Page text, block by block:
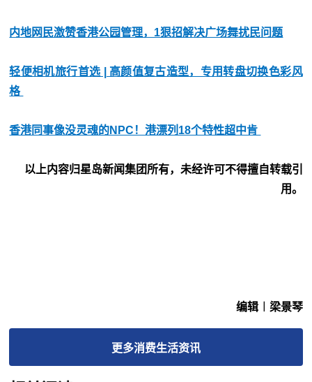
内地网民激赞香港公园管理，1狠招解决广场舞扰民问题
轻便相机旅行首选 | 高颜值复古造型，专用转盘切换色彩风
格
香港同事像没灵魂的NPC！港漂列18个特性超中肯
以上内容归星岛新闻集团所有，未经许可不得擅自转载引
用。
编辑︱梁景琴
更多消费生活资讯